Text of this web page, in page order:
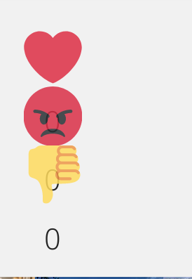
Лайк!
0
Агрессия!
0
Палец
вниз!
0